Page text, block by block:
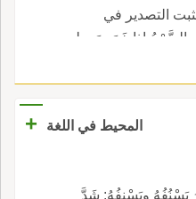
التصدير في
السَّرْجُ إِذا خَمَصَ بطن
: سُنْفٌ، وأَسنفَةٌ.
المحيط في اللغة
+
ويَسْنِفُهُ: شَدَّ